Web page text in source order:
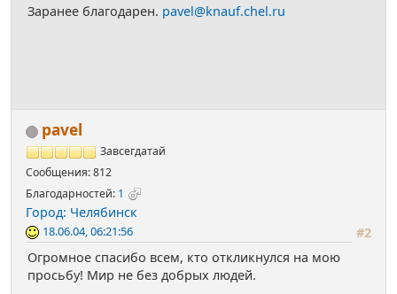
Заранее благодарен. pavel@knauf.chel.ru
pavel
Завсегдатай
Сообщения: 812
Благодарностей: 1
Город: Челябинск
#2
18.06.04, 06:21:56
Огромное спасибо всем, кто откликнулся на мою
просьбу! Мир не без добрых людей.